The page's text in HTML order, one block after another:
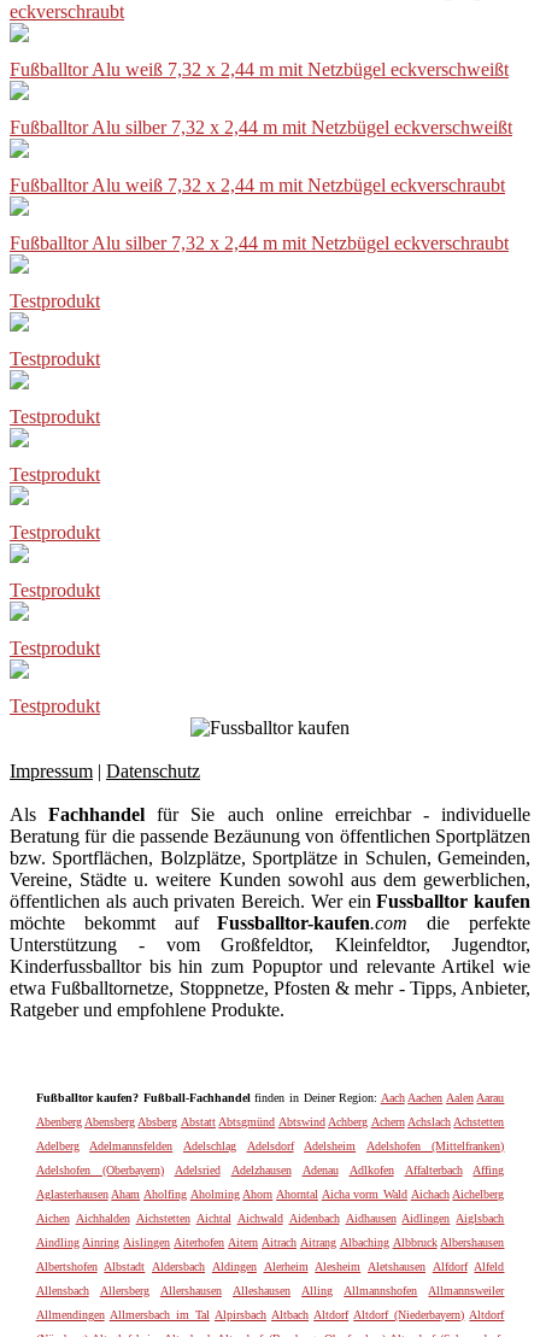
eckverschraubt
Fußballtor Alu weiß 7,32 x 2,44 m mit Netzbügel eckverschweißt
Fußballtor Alu silber 7,32 x 2,44 m mit Netzbügel eckverschweißt
Fußballtor Alu weiß 7,32 x 2,44 m mit Netzbügel eckverschraubt
Fußballtor Alu silber 7,32 x 2,44 m mit Netzbügel eckverschraubt
Testprodukt
Testprodukt
Testprodukt
Testprodukt
Testprodukt
Testprodukt
Testprodukt
Testprodukt
Impressum | Datenschutz
AlsFachhandel für Sie auch online erreichbar - individuelle
Beratung für die passende Bezäunung von öffentlichen Sportplätzen
bzw. Sportflächen, Bolzplätze, Sportplätze in Schulen, Gemeinden,
Vereine, Städte u. weitere Kunden sowohl aus dem gewerblichen,
öffentlichen als auch privaten Bereich. Wer einFussballtor kaufen
möchte bekommt aufFussballtor-kaufen.com die perfekte
Unterstützung - vom Großfeldtor, Kleinfeldtor, Jugendtor,
Kinderfussballtor bis hin zum Popuptor und relevante Artikel wie
etwa Fußballtornetze, Stoppnetze, Pfosten & mehr - Tipps, Anbieter,
Ratgeber und empfohlene Produkte.
Fußballtor kaufen? Fußball-Fachhandelfinden in Deiner Region: Aach Aachen Aalen Aarau
Abenberg Abensberg Absberg Abstatt Abtsgmünd Abtswind Achberg Achern Achslach Achstetten
Adelberg
Adelmannsfelden Adelschlag Adelsdorf Adelsheim
Adelshofen (Mittelfranken)
Adelshofen (Oberbayern)
Adelsried Adelzhausen Adenau Adlkofen Affalterbach
Affing
Aglasterhausen Aham Aholfing Aholming Ahorn Ahorntal Aicha vorm Wald Aichach Aichelberg
Aichen Aichhalden Aichstetten Aichtal Aichwald Aidenbach Aidhausen Aidlingen Aiglsbach
Aindling Ainring Aislingen Aiterhofen Aitern Aitrach Aitrang Albaching Albbruck Albershausen
Albertshofen Albstadt Aldersbach Aldingen Alerheim Alesheim Aletshausen Alfdorf Alfeld
Allensbach
Allersberg Allershausen Alleshausen Alling Allmannshofen
Allmannsweiler
Allmendingen Allmersbach im Tal Alpirsbach Altbach Altdorf Altdorf (Niederbayern) Altdorf